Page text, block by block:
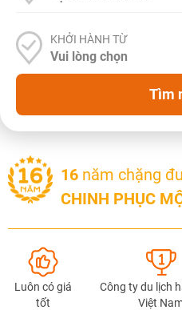
KHỞI HÀNH TỪ
Tìm
16 năm chặng
CHINH PHỤC
Luôn có giá
tốt
Công ty du lịch
Việt